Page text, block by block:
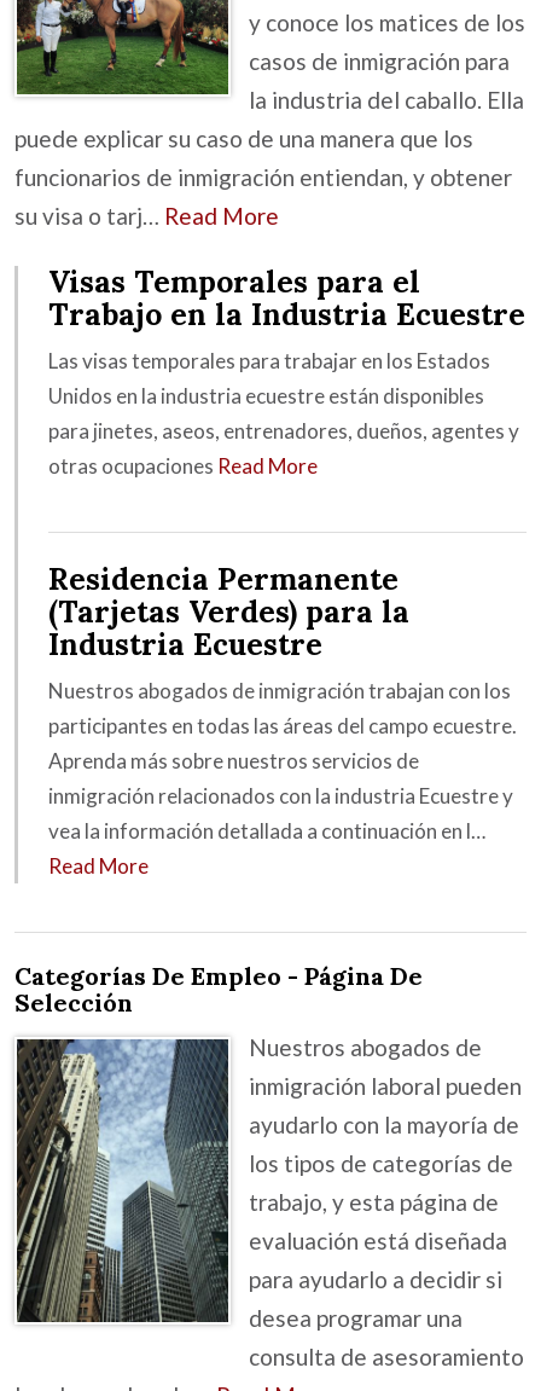
y conoce los matices de los
casos de inmigración para
la industria del caballo. Ella
puede explicar su caso de una manera que los
funcionarios de inmigración entiendan, y obtener
su visa o tarj… Read More
Visas Temporales para el
Trabajo en la Industria Ecuestre
Las visas temporales para trabajar en los Estados
Unidos en la industria ecuestre están disponibles
para jinetes, aseos, entrenadores, dueños, agentes y
otras ocupaciones Read More
Residencia Permanente
(Tarjetas Verdes) para la
Industria Ecuestre
Nuestros abogados de inmigración trabajan con los
participantes en todas las áreas del campo ecuestre.
Aprenda más sobre nuestros servicios de
inmigración relacionados con la industria Ecuestre y
vea la información detallada a continuación en l…
Read More
Categorías De Empleo - Página De
Selección
Nuestros abogados de
inmigración laboral pueden
ayudarlo con la mayoría de
los tipos de categorías de
trabajo, y esta página de
evaluación está diseñada
para ayudarlo a decidir si
desea programar una
consulta de asesoramiento